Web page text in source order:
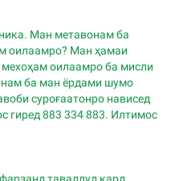
Ман метавонам ба
оилаамро? Ман ҳамаи
оилаамро ба мисли
ба ман ёрдами шумо
суроғаатонро нависед
гиред 883 334 883. Илтимос